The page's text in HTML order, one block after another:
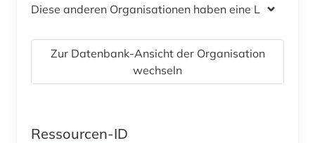
Diese anderen Organisationen haben eine Lizenz
Zur Datenbank-Ansicht der Organisation
wechseln
Ressourcen-ID